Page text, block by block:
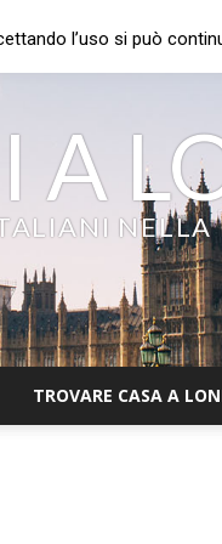
A
NELLA
TROVARE CASA A
l’uso si può